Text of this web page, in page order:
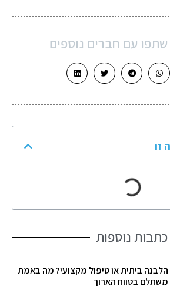
עם חברים נוספים
זו
כתבות נוספות
הלבנה ביתית או טיפול מקצועי? מה באמת
משתלם בטווח הארוך